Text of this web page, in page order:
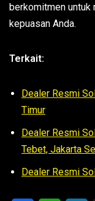
berkomitmen untuk
kepuasan Anda.
Terkait:
Dealer Resmi
Timur
Dealer Resmi
Tebet, Jakarta
Dealer Resmi